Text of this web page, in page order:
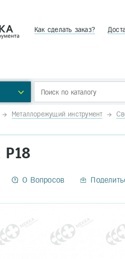
Как сделать заказ?
Металлорежущий инструмент
Р18
0 Вопросов